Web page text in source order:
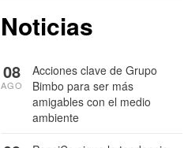
Noticias
Acciones clave de Grupo
Bimbo para ser más
amigables con el medio
ambiente
08
AGO